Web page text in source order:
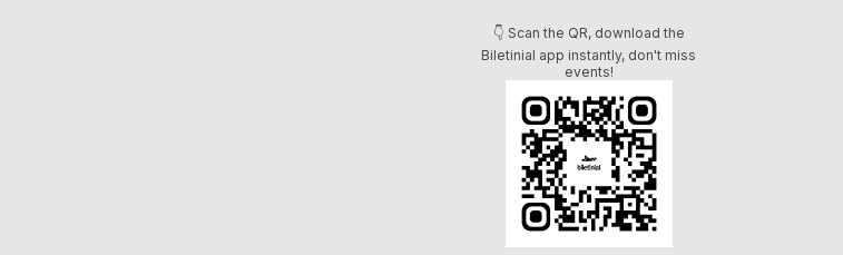
👇 Scan the QR, download the
Biletinial app instantly, don't miss
events!